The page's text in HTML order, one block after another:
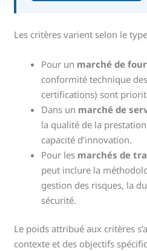
Les critères varient selon le
Pour un marché de
conformité technique
certifications) sont
Dans un marché de
la qualité de la
capacité d’innovation.
Pour les marchés de
peut inclure la
gestion des risques, la
sécurité.
Le poids attribué aux critères
contexte et des objectifs